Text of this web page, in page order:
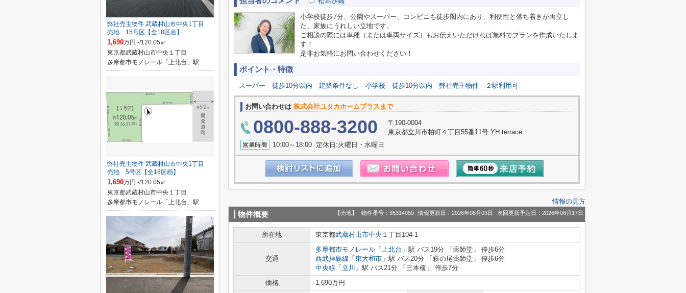
小学校徒歩7分、公園やスーパー、コンビニも徒歩圏内にあり、利便性と落ち着きが両立し
た、家族にうれしい立地です。
ご相談の際には車種（または車両サイズ）もお伝えいただければ無料でプランを作成いたしま
す！
是非お気軽にお問い合わせください！
ポイント・特徴
スーパー 徒歩10分以内 建築条件なし 小学校 徒歩10分以内 弊社売主物件 ２駅利用可
お問い合わせは 株式会社ユタカホームプラスまで
0800-888-3200
〒190-0004
東京都立川市柏町４丁目55番11号 YH terrace
10:00～18:00 定休日:火曜日・水曜日
情報の見方
物件概要 【売地】 物件番号：95314050 情報更新日：2026年08月03日 次回更新予定日：2026年08月17日
所在地 東京都武蔵村山市中央 １丁目104-1
交通
多摩都市モノレール 「 上北台 」駅 バス19分 「薬師堂」 停歩6分
西武拝島線 「 東大和市 」駅 バス20分 「萩の尾薬師堂」 停歩6分
中央線 「 立川 」駅 バス21分 「三本榎」 停歩7分
価格
1,690万円
弊社売主物件 武蔵村山市中央1丁目
売地 15号区【全18区画】
1,690万円 -/120.05㎡
東京都武蔵村山市中央１丁目
多摩都市モノレール「上北台」駅
弊社売主物件 武蔵村山市中央1丁目
売地 5号区【全18区画】
1,690万円 -/120.05㎡
東京都武蔵村山市中央１丁目
多摩都市モノレール「上北台」駅